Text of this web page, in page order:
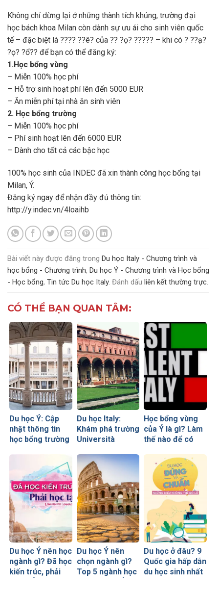
Không chỉ dừng lại ở những thành tích khủng, trường đại
học bách khoa Milan còn dành sự ưu ái cho sinh viên quốc
tế – đặc biệt là ???? ??ê? của ?? ?ọ? ????? – khi có ? ??ạ?
?ọ? ?ổ?? để bạn có thể đăng ký:
1.Học bổng vùng
– Miễn 100% học phí
– Hỗ trợ sinh hoạt phí lên đến 5000 EUR
– Ăn miễn phí tại nhà ăn sinh viên
2. Học bổng trường
– Miễn 100% học phí
– Phí sinh hoạt lên đến 6000 EUR
– Dành cho tất cả các bậc học
100% học sinh của INDEC đã xin thành công học bổng tại
Milan, Ý.
Đăng ký ngay để nhận đầy đủ thông tin:
http://y.indec.vn/4loaihb
Bài viết này được đăng trong Du học Italy - Chương trình và
học bổng - Chương trình, Du học Ý - Chương trình và Học bổng
- Học bổng, Tin tức Du học Italy. Đánh dấu liên kết thường trực.
CÓ THỂ BẠN QUAN TÂM:
Du học Ý: Cập
nhật thông tin
học bổng trường
Du học Italy:
Khám phá trường
Università
Sacro Cuore
Học bổng vùng
của Ý là gì? Làm
thế nào để có
công học bổng
vùng của Ý?
Du học Ý nên học
ngành gì? Đã học
kiến trúc, phải
Du học Ý nên
chọn ngành gì?
Top 5 ngành học
Du học ở đâu? 9
Quốc gia hấp dẫn
du học sinh nhất